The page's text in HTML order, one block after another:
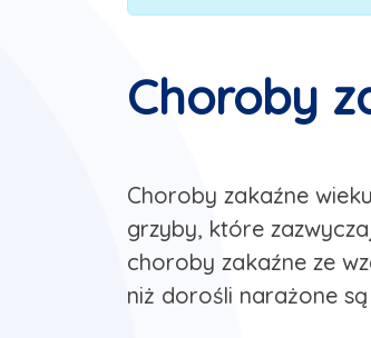
Choroby
Choroby zakaźne
grzyby, które
choroby zakaźne ze
niż dorośli narażone